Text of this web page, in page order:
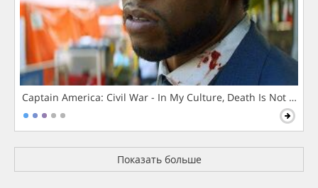
Captain America: Civil War - In My Culture, Death Is Not The
Показать больше